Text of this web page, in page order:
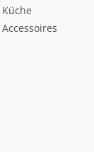
Küche
Accessoires